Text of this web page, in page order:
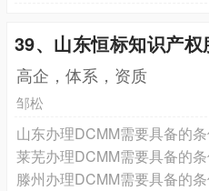
39、山东恒标知识产权
高企，体系，资质
邹松
山东办理DCMM需要具备的
莱芜办理DCMM需要具备的
滕州办理DCMM需要具备的